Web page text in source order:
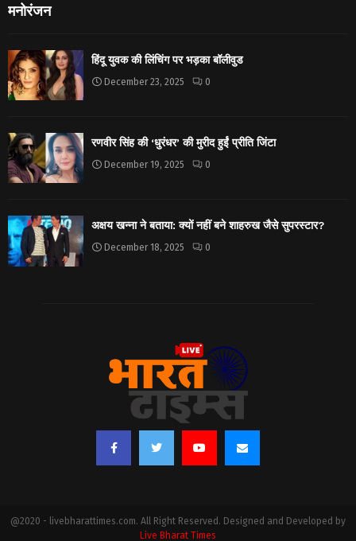
मनोरंजन
हिंदू युवक की लिंचिंग पर भड़का बॉलीवुड
December 23, 2025 0
रणवीर सिंह की ‘धुरंधर’ की मुरीद हुईं प्रीति जिंटा
December 19, 2025 0
अक्षय खन्ना ने बताया: क्यों नहीं बने शाहरुख जैसे सुपरस्टार?
December 18, 2025 0
@2020 - livebharattimes.com. All Right Reserved. Designed and Developed by
Live Bharat Times